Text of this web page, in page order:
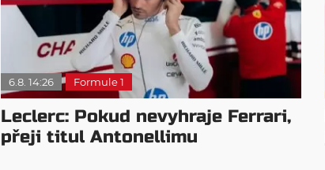
6.8. 14:26 Formule 1
Leclerc: Pokud nevyhraje Ferrari,
přeji titul Antonellimu